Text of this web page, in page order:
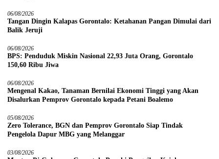
06/08/2026
Tangan Dingin Kalapas Gorontalo: Ketahanan Pangan Dimulai dari
Balik Jeruji
06/08/2026
BPS: Penduduk Miskin Nasional 22,93 Juta Orang, Gorontalo
150,60 Ribu Jiwa
06/08/2026
Mengenal Kakao, Tanaman Bernilai Ekonomi Tinggi yang Akan
Disalurkan Pemprov Gorontalo kepada Petani Boalemo
05/08/2026
Zero Tolerance, BGN dan Pemprov Gorontalo Siap Tindak
Pengelola Dapur MBG yang Melanggar
03/08/2026